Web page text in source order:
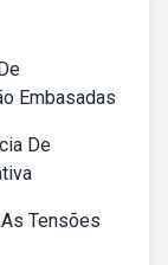
Embasadas
De
Tensões